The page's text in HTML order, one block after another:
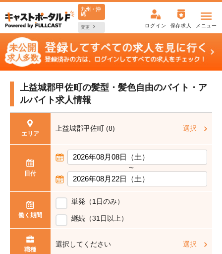
九州・沖
縄
変更 ログイン 保存求人 メニュー
上益城郡甲佐町の髪型・髪色自由のバイト・ア
ルバイト求人情報
エリア
上益城郡甲佐町 (8) 選択
日付
〜
働く期間
単発（1日のみ）
継続（31日以上）
職種
選択してください 選択